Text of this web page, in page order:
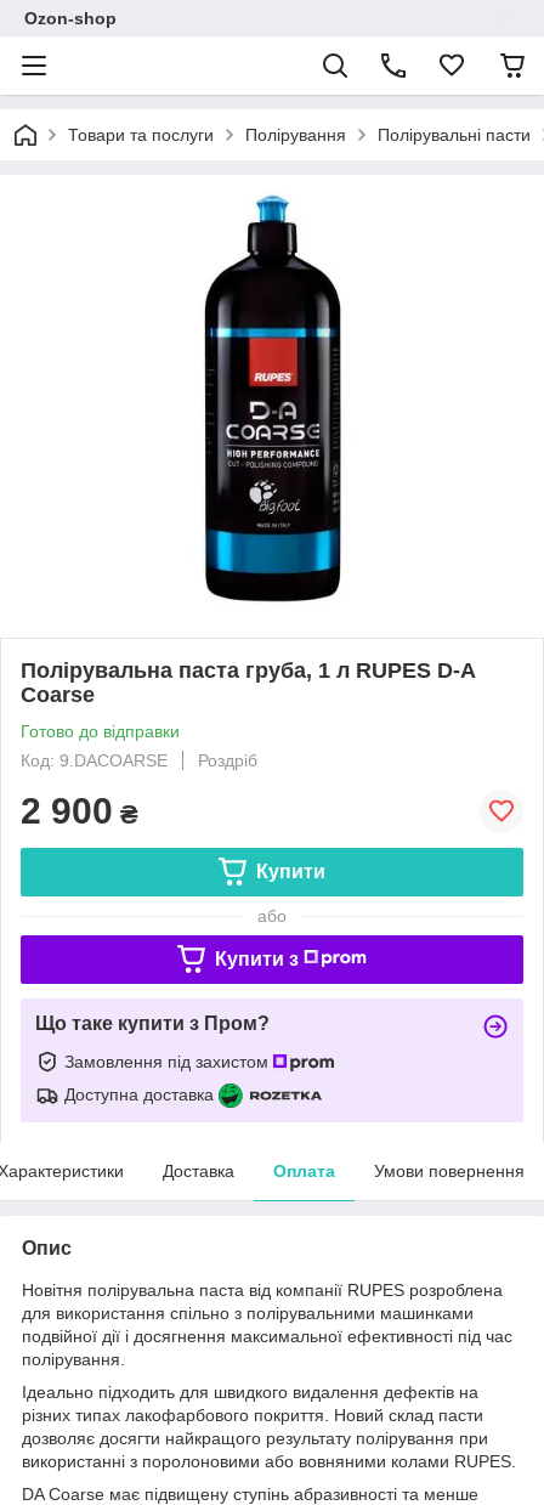
Ozon-shop
Товари та послуги Полірування Полірувальні пасти
Полірувальна паста груба, 1 л RUPES D-A
Coarse
Готово до відправки
Код: 9.DACOARSE
Роздріб
2 900 ₴
Купити
або
Купити з
Що таке купити з Пром?
Замовлення під захистом
Доступна доставка
Доставка Оплата Умови повернення
Опис
Новітня полірувальна паста від компанії RUPES розроблена
для використання спільно з полірувальними машинками
подвійної дії і досягнення максимальної ефективності під час
полірування.
Ідеально підходить для швидкого видалення дефектів на
різних типах лакофарбового покриття. Новий склад пасти
дозволяє досягти найкращого результату полірування при
використанні з поролоновими або вовняними колами RUPES.
DA Coarse має підвищену ступінь абразивності та менше